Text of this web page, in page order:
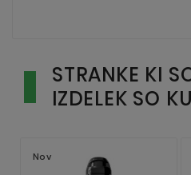
STRANKE KI
IZDELEK SO
Nov